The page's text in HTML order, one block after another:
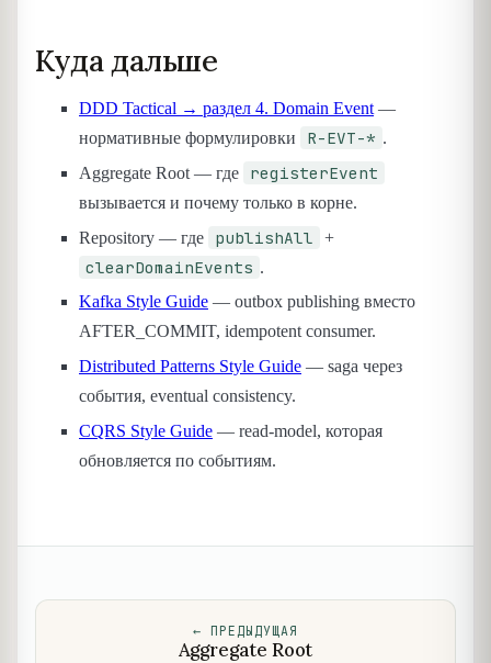
Куда дальше
DDD Tactical → раздел 4. Domain Event —
нормативные формулировки
R-EVT-* .
Aggregate Root — где
registerEvent
вызывается и почему только в корне.
Repository — где
publishAll +
clearDomainEvents .
Kafka Style Guide — outbox publishing вместо
AFTER_COMMIT, idempotent consumer.
Distributed Patterns Style Guide — saga через
события, eventual consistency.
CQRS Style Guide — read-model, которая
обновляется по событиям.
← ПРЕДЫДУЩАЯ
Aggregate Root